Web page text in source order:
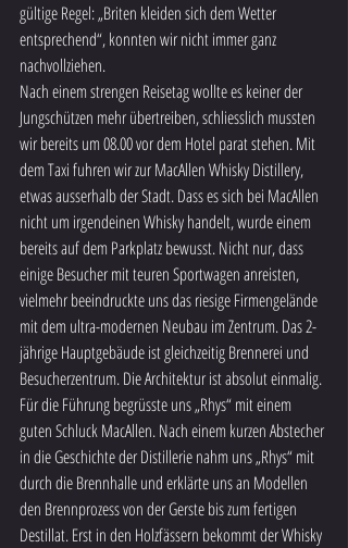
gültige Regel: „Briten kleiden sich dem Wetter
entsprechend“, konnten wir nicht immer ganz
nachvollziehen.
Nach einem strengen Reisetag wollte es keiner der
Jungschützen mehr übertreiben, schliesslich mussten
wir bereits um 08.00 vor dem Hotel parat stehen. Mit
dem Taxi fuhren wir zur MacAllen Whisky Distillery,
etwas ausserhalb der Stadt. Dass es sich bei MacAllen
nicht um irgendeinen Whisky handelt, wurde einem
bereits auf dem Parkplatz bewusst. Nicht nur, dass
einige Besucher mit teuren Sportwagen anreisten,
vielmehr beeindruckte uns das riesige Firmengelände
mit dem ultra-modernen Neubau im Zentrum. Das 2-
jährige Hauptgebäude ist gleichzeitig Brennerei und
Besucherzentrum. Die Architektur ist absolut einmalig.
Für die Führung begrüsste uns „Rhys“ mit einem
guten Schluck MacAllen. Nach einem kurzen Abstecher
in die Geschichte der Distillerie nahm uns „Rhys“ mit
durch die Brennhalle und erklärte uns an Modellen
den Brennprozess von der Gerste bis zum fertigen
Destillat. Erst in den Holzfässern bekommt der Whisky